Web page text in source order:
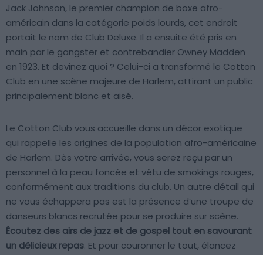
Jack Johnson, le premier champion de boxe afro-
américain dans la catégorie poids lourds, cet endroit
portait le nom de Club Deluxe. Il a ensuite été pris en
main par le gangster et contrebandier Owney Madden
en 1923. Et devinez quoi ? Celui-ci a transformé le Cotton
Club en une scène majeure de Harlem, attirant un public
principalement blanc et aisé.
Le Cotton Club vous accueille dans un décor exotique
qui rappelle les origines de la population afro-américaine
de Harlem. Dès votre arrivée, vous serez reçu par un
personnel à la peau foncée et vêtu de smokings rouges,
conformément aux traditions du club. Un autre détail qui
ne vous échappera pas est la présence d’une troupe de
danseurs blancs recrutée pour se produire sur scène.
Écoutez des airs de jazz et de gospel tout en savourant
un délicieux repas. Et pour couronner le tout, élancez